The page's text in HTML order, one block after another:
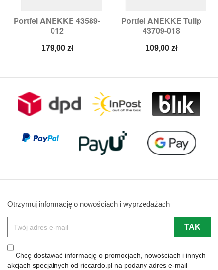
Portfel ANEKKE 43589-
012
Cena
179,00 zł
Portfel ANEKKE Tulip
43709-018
Cena
109,00 zł
Otrzymuj informację o nowościach i wyprzedażach
Chcę dostawać informację o promocjach, nowościach i innych
akcjach specjalnych od riccardo.pl na podany adres e-mail